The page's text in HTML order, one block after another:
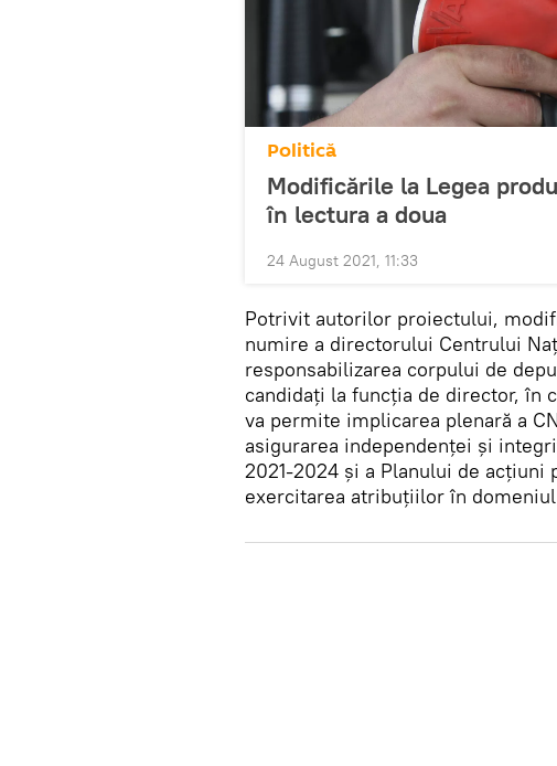
Politică
Modificările la Legea
în lectura a doua
24 August 2021, 11:33
Potrivit autorilor proiectului,
numire a directorului Centrului
responsabilizarea corpului de
candidați la funcția de director, în
va permite implicarea plenară a
asigurarea independenței și
2021-2024 și a Planului de
exercitarea atribuțiilor în